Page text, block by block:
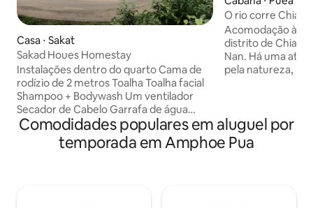
Casa ⋅ Sakat
Sakad Houes Homestay
Instalações dentro do quarto Cama de
rodízio de 2 metros Toalha Toalha facial
Shampoo + Bodywash Um ventilador
Secador de Cabelo Garrafa de água
gratuita por pessoa Armazenamento de
conosco. 1. Jantar gratuito 2 - café da
O rio corre
Acomodação à
distrito de Chiang
Nan. Há uma
pela natureza,
madeira de teca
Há um gramado
ou desfrutar de
Comodidades populares em aluguel por
temporada em Amphoe Pua